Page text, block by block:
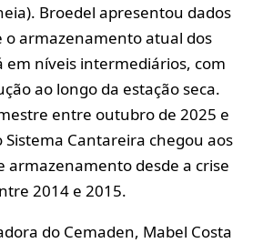
Broedel apresentou dados
o armazenamento atual dos
em níveis intermediários, com
ao longo da estação seca.
entre outubro de 2025 e
Sistema Cantareira chegou aos
armazenamento desde a crise
2014 e 2015.
do Cemaden, Mabel Costa